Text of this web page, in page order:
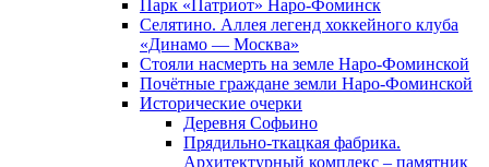
Парк «Патриот» Наро-Фоминск
Селятино. Аллея легенд хоккейного клуба
«Динамо — Москва»
Стояли насмерть на земле Наро-Фоминской
Почётные граждане земли Наро-Фоминской
Исторические очерки
Деревня Софьино
Прядильно-ткацкая фабрика.
Архитектурный комплекс – памятник